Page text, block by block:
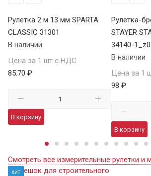
Рулетка 2 м 13 мм SPARTA
CLASSIC 31301
В наличии
Цена за 1 шт с НДС
85.70 ₽
В корзину
Рулетка-
STAYER
34140-
В наличии
Цена за 1
98 ₽
В корзину
Смотреть все измерительные рулетки и
хит